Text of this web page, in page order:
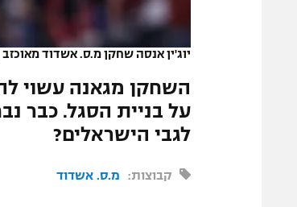
יוג'ין אנסה שחקן מ.ס. אשדוד מאוכזב
השחקן מגאנה עשוי
על בניית הסגל. כבר
לגבי הישראלים?
קבוצות: מ.ס. אשדוד